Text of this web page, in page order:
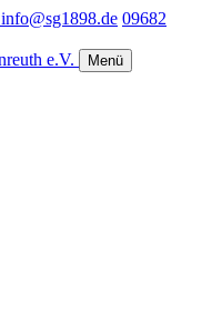
info@sg1898.de 09682
Menü